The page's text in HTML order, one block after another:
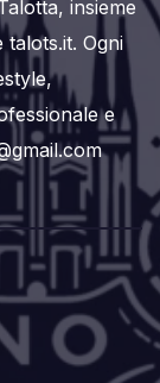
insieme
talots.it. Ogni
e